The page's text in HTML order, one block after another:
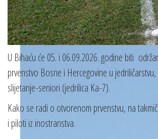
U Bihaću će 05. i 06.09.2026. godine biti
prvenstvo Bosne i Hercegovine u
slijetanje-seniori (jedrilica Ka-7).
Kako se radi o otvorenom prvenstvu, na
i piloti iz inostranstva.